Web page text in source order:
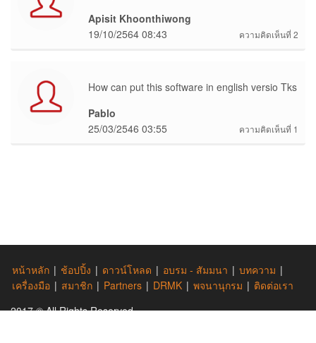
Apisit Khoonthiwong
ความคิดเห็นที่ 2
19/10/2564 08:43
How can put this software in english versio Tks
Pablo
ความคิดเห็นที่ 1
25/03/2546 03:55
หน้าหลัก | ช้อปปิ้ง | ดาวน์โหลด | อบรม - สัมมนา | บทความ |
เครื่องมือ | สมาชิก | Partners | DRMK | พจนานุกรม | ติดต่อเรา
2017 © All Rights Reserved.